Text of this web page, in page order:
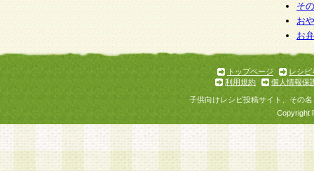
個人情報を与えることは任意ですが、個人情報
意をいただけない場合には、当社のサービスの
お問い合わせ・ご相談への対応ができない場合
そ
お
お
トップページ
レシピ
利用規約
個人情報保
子供向けレシピ投稿サイト、その
Copyright